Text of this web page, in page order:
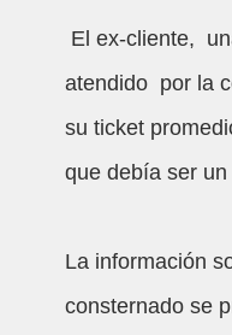
atendido  por la
su ticket
que debía ser
La información
consternado se